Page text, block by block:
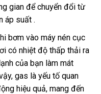
gian để chuyển đổi từ
áp suất .
bơm vào máy nén cục
có nhiệt độ thấp thải ra
của bạn làm mát
gas là yếu tố quan
hiệu quả, mang đến